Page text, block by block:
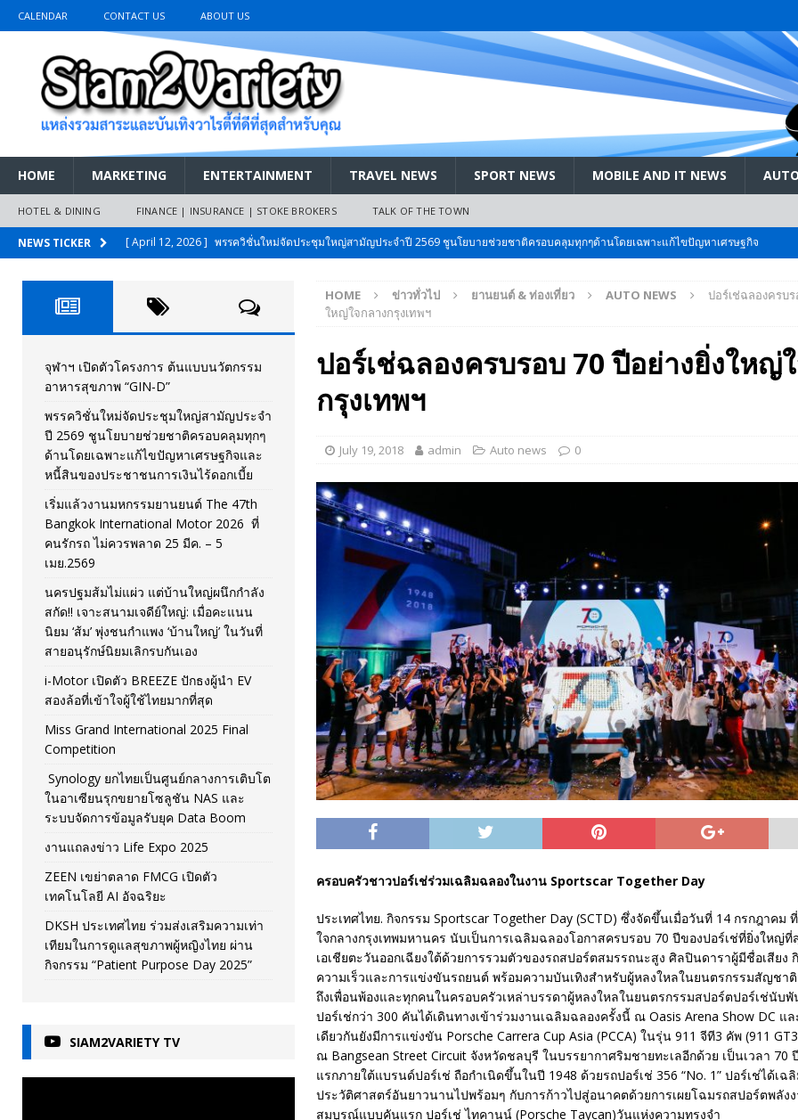
CALENDAR CONTACT US ABOUT US
HOME MARKETING ENTERTAINMENT TRAVEL NEWS SPORT NEWS MOBILE AND IT NEWS
HOTEL & DINING FINANCE | INSURANCE | STOKE BROKERS TALK OF THE TOWN
NEWS TICKER [ April 12, 2026 ] พรรควิชั่นใหม่จัดประชุมใหญ่สามัญประจำปี 2569 ชูนโยบายช่วยชาติครอบคลุมทุกๆด้านโดยเฉพาะแก้ไขปัญหาเศรษฐกิจ
[ March 26, 2026 ]
เริ่มแล้วงานมหกรรมยานยนต์ The 47th Bangkok International Motor 2026 ที่คนรักรถ ไม่ควรพลาด 25 มีค. – 5
เมย.2569
AUTO NEWS
[ February 10, 2026 ] นครปฐมส้มไม่แผ่ว แต่บ้านใหญ่ผนึกกำลัง สกัด!! เจาะสนามเจดีย์ใหญ่: เมื่อคะแนนนิยม ‘ส้ม’ พุ่งชนกำแพง ‘บ้านใหญ่’ ใน
วันที่สายอนุรักษ์นิยมเลิกรบกันเอง
PR NEWS
[ November 26, 2025 ] i-Motor เปิดตัว BREEZE ปักธงผู้นำ EV สองล้อที่เข้าใจผู้ใช้ไทยมากที่สุด
[ April 30, 2026 ] จุฬาฯ เปิดตัวโครงการ ต้นแบบนวัตกรรมอาหารสุขภาพ “GIN-D” EVENT SOCIAL LIFE
HOME ข่าวทั่วไป ยานยนต์ & ท่องเที่ยว AUTO NEWS
ปอร์เช่ฉลองครบร
ใหญ่ใจกลางกรุงเทพฯ
ปอร์เช่ฉลองครบรอบ 70 ปีอย่างยิ่งใหญ่
กรุงเทพฯ
July 19, 2018 admin Auto news 0
ครอบครัวชาวปอร์เช่ร่วมเฉลิมฉลองในงาน Sportscar Together Day
ประเทศไทย. กิจกรรม Sportscar Together Day (SCTD) ซึ่งจัดขึ้นเมื่อวันที่ 14 กรกฎาคม
ใจกลางกรุงเทพมหานคร นับเป็นการเฉลิมฉลองโอกาสครบรอบ 70 ปีของปอร์เช่ที่ยิ่งใหญ่
เอเชียตะวันออกเฉียงใต้ด้วยการรวมตัวของรถสปอร์ตสมรรถนะสูง ศิลปินดาราผู้มีชื่อเสียง
ความเร็วและการแข่งขันรถยนต์ พร้อมความบันเทิงสำหรับผู้หลงใหลในยนตรกรรมสัญชาติ
ถึงเพื่อนพ้องและทุกคนในครอบครัวเหล่าบรรดาผู้หลงใหลในยนตรกรรมสปอร์ตปอร์เช่นับ
ปอร์เช่กว่า 300 คันได้เดินทางเข้าร่วมงานเฉลิมฉลองครั้งนี้ ณ Oasis Arena Show DC แ
เดียวกันยังมีการแข่งขัน Porsche Carrera Cup Asia (PCCA) ในรุ่น 911 จีที3 คัพ (911
ณ Bangsean Street Circuit จังหวัดชลบุรี ในบรรยากาศริมชายทะเลอีกด้วย เป็นเวลา 70
แรกภายใต้แบรนด์ปอร์เช่ ถือกำเนิดขึ้นในปี 1948 ด้วยรถปอร์เช่ 356 “No. 1” ปอร์เช่ได้เฉ
ประวัติศาสตร์อันยาวนานไปพร้อมๆ กับการก้าวไปสู่อนาคตด้วยการเผยโฉมรถสปอร์ตพลัง
สมบูรณ์แบบคันแรก ปอร์เช่ ไทคานน์ (Porsche Taycan)วันแห่งความทรงจำ
จุฬาฯ เปิดตัวโครงการ ต้นแบบนวัตกรรม
อาหารสุขภาพ “GIN-D”
พรรควิชั่นใหม่จัดประชุมใหญ่สามัญประจำ
ปี 2569 ชูนโยบายช่วยชาติครอบคลุมทุกๆ
ด้านโดยเฉพาะแก้ไขปัญหาเศรษฐกิจและ
หนี้สินของประชาชนการเงินไร้ดอกเบี้ย
เริ่มแล้วงานมหกรรมยานยนต์ The 47th
Bangkok International Motor 2026 ที่
คนรักรถ ไม่ควรพลาด 25 มีค. – 5
เมย.2569
นครปฐมส้มไม่แผ่ว แต่บ้านใหญ่ผนึกกำลัง
สกัด!! เจาะสนามเจดีย์ใหญ่: เมื่อคะแนน
นิยม ‘ส้ม’ พุ่งชนกำแพง ‘บ้านใหญ่’ ในวันที่
สายอนุรักษ์นิยมเลิกรบกันเอง
i-Motor เปิดตัว BREEZE ปักธงผู้นำ EV
สองล้อที่เข้าใจผู้ใช้ไทยมากที่สุด
Miss Grand International 2025 Final
Competition
Synology ยกไทยเป็นศูนย์กลางการเติบโต
ในอาเซียนรุกขยายโซลูชัน NAS และ
ระบบจัดการข้อมูลรับยุค Data Boom
งานแถลงข่าว Life Expo 2025
ZEEN เขย่าตลาด FMCG เปิดตัว
เทคโนโลยี AI อัจฉริยะ
DKSH ประเทศไทย ร่วมส่งเสริมความเท่า
เทียมในการดูแลสุขภาพผู้หญิงไทย ผ่าน
กิจกรรม “Patient Purpose Day 2025”
SIAM2VARIETY TV